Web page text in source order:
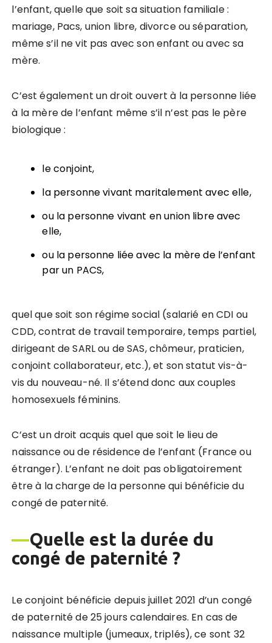
l’enfant, quelle que soit sa situation familiale :
mariage, Pacs, union libre, divorce ou séparation,
même s’il ne vit pas avec son enfant ou avec sa
mère.
C’est également un droit ouvert à la personne liée
à la mère de l’enfant même s’il n’est pas le père
biologique :
le conjoint,
la personne vivant maritalement avec elle,
ou la personne vivant en union libre avec
elle,
ou la personne liée avec la mère de l’enfant
par un PACS,
quel que soit son régime social (salarié en CDI ou
CDD, contrat de travail temporaire, temps partiel,
dirigeant de SARL ou de SAS, chômeur, praticien,
conjoint collaborateur, etc.), et son statut vis-à-
vis du nouveau-né. Il s’étend donc aux couples
homosexuels féminins.
C’est un droit acquis quel que soit le lieu de
naissance ou de résidence de l’enfant (France ou
étranger). L’enfant ne doit pas obligatoirement
être à la charge de la personne qui bénéficie du
congé de paternité.
—Quelle est la durée du
congé de paternité ?
Le conjoint bénéficie depuis juillet 2021 d’un congé
de paternité de 25 jours calendaires. En cas de
naissance multiple (jumeaux, triplés), ce sont 32